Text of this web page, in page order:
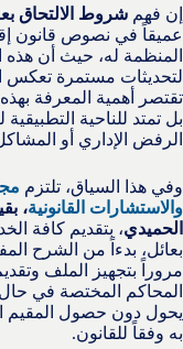
إن فهم شروط الالتحاق
عميقاً في نصوص قانون
المنظمة له، حيث أن
لتحديثات مستمرة تعكس
تقتصر أهمية المعرفة
بل تمتد للناحية
الرفض الإداري أو
وفي هذا السياق، تلتزم
والاستشارات القانونية،
الحميدي، بتقديم كافة
بعائل، بدءاً من الشرح
مروراً بتجهيز الملف
المحاكم المختصة في
يحول دون حصول المقيم
به وفقاً للقانون.